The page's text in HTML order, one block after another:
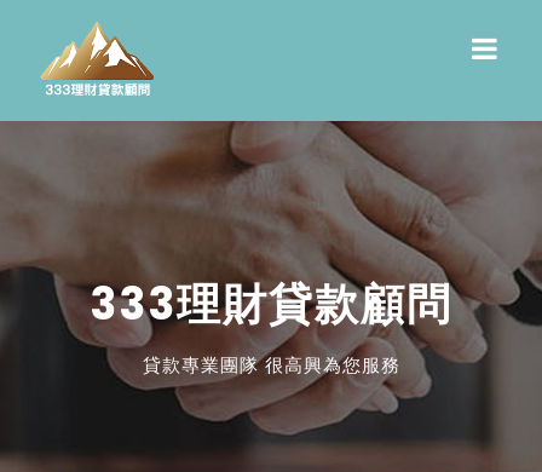
333理財貸款顧問
貸款專業團隊 很高興為您服務